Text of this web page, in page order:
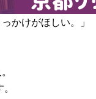
かけがほしい。」